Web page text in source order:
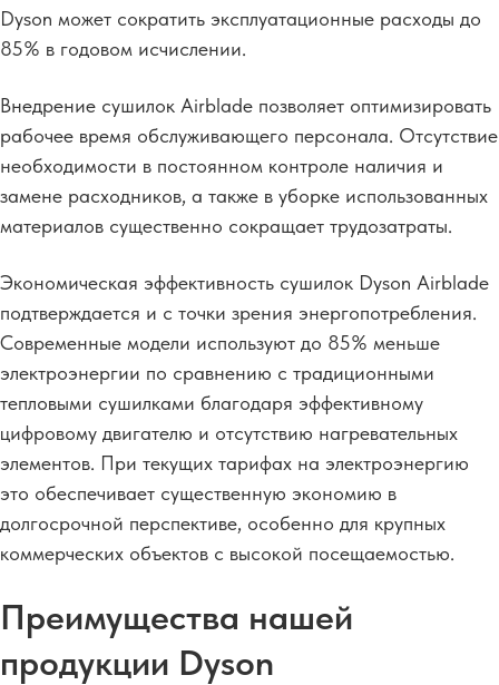
Dyson может сократить эксплуатационные расходы до
85% в годовом исчислении.
Внедрение сушилок Airblade позволяет оптимизировать
рабочее время обслуживающего персонала. Отсутствие
необходимости в постоянном контроле наличия и
замене расходников, а также в уборке использованных
материалов существенно сокращает трудозатраты.
Экономическая эффективность сушилок Dyson Airblade
подтверждается и с точки зрения энергопотребления.
Современные модели используют до 85% меньше
электроэнергии по сравнению с традиционными
тепловыми сушилками благодаря эффективному
цифровому двигателю и отсутствию нагревательных
элементов. При текущих тарифах на электроэнергию
это обеспечивает существенную экономию в
долгосрочной перспективе, особенно для крупных
коммерческих объектов с высокой посещаемостью.
Преимущества нашей
продукции Dyson